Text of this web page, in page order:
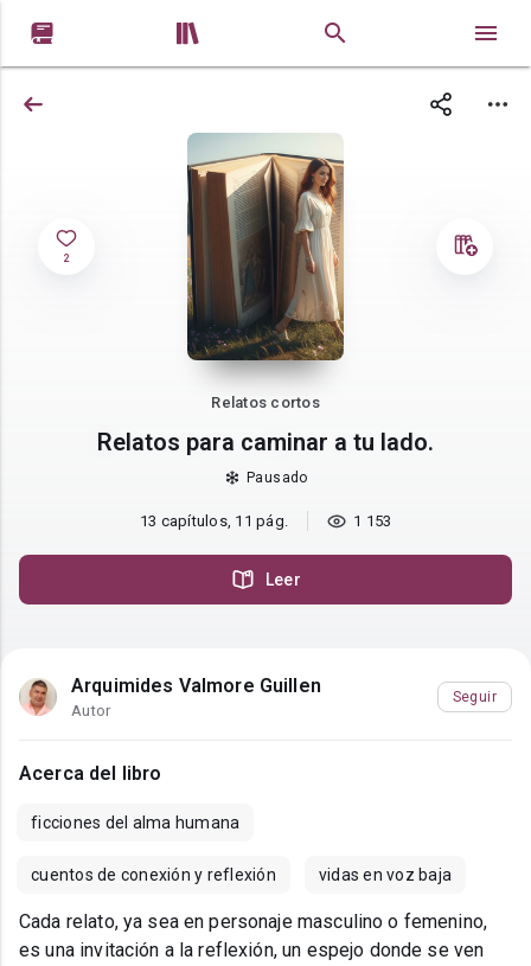
 
2
Relatos cortos
Relatos para caminar a tu lado.
Pausado
13 capítulos, 11 pág. 1 153
Leer
Arquimides Valmore Guillen
Autor
Seguir
Acerca del libro
ficciones del alma humana
cuentos de conexión y reflexión vidas en voz baja
Cada relato, ya sea en personaje masculino o femenino,
es una invitación a la reflexión, un espejo donde se ven